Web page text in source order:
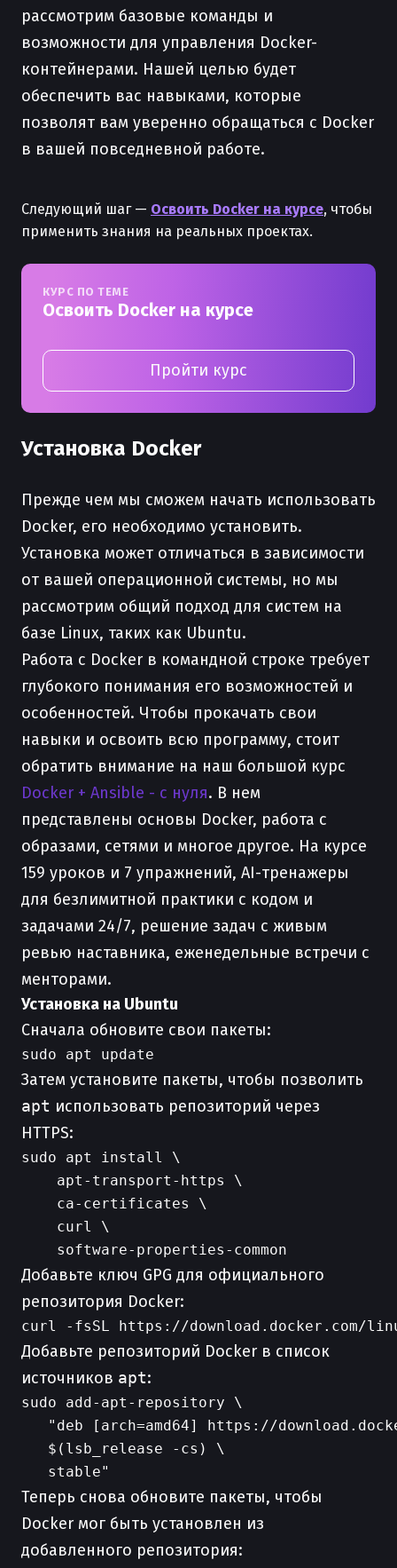
рассмотрим базовые команды и
возможности для управления Docker-
контейнерами. Нашей целью будет
обеспечить вас навыками, которые
позволят вам уверенно обращаться с Docker
в вашей повседневной работе.
Следующий шаг — Освоить Docker на курсе, чтобы
применить знания на реальных проектах.
КУРС ПО ТЕМЕ
Освоить Docker на курсе
Пройти курс
Установка Docker
Прежде чем мы сможем начать использовать
Docker, его необходимо установить.
Установка может отличаться в зависимости
от вашей операционной системы, но мы
рассмотрим общий подход для систем на
базе Linux, таких как Ubuntu.
Работа с Docker в командной строке требует
глубокого понимания его возможностей и
особенностей. Чтобы прокачать свои
навыки и освоить всю программу, стоит
обратить внимание на наш большой курс
Docker + Ansible - с нуля. В нем
представлены основы Docker, работа с
образами, сетями и многое другое. На курсе
159 уроков и 7 упражнений, AI-тренажеры
для безлимитной практики с кодом и
задачами 24/7, решение задач с живым
ревью наставника, еженедельные встречи с
менторами.
Установка на Ubuntu
Сначала обновите свои пакеты:
Затем установите пакеты, чтобы позволить
apt использовать репозиторий через
HTTPS:
sudo apt install \
    apt-transport-https \
    ca-certificates \
    curl \
Добавьте ключ GPG для официального
репозитория Docker:
Добавьте репозиторий Docker в список
источников apt:
sudo add-apt-repository \
"deb [arch=amd64] https://
   $(lsb_release -cs) \
Теперь снова обновите пакеты, чтобы
Docker мог быть установлен из
добавленного репозитория: